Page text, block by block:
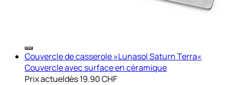
Couvercle de casserole »Lunasol Saturn Terra«
Couvercle avec surface en céramique
Prix actueldès19.90 CHF